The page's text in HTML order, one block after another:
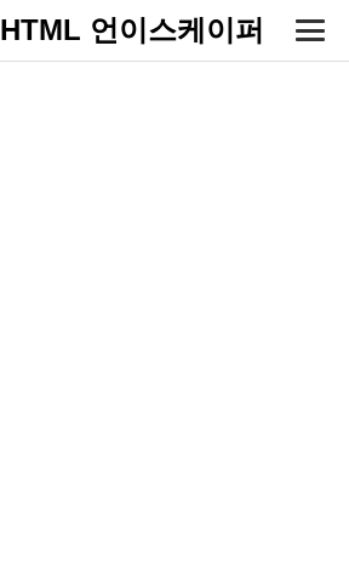
HTML 언이스케이퍼